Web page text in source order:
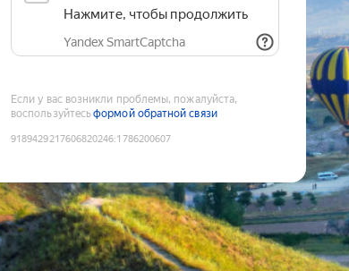
Нажмите, чтобы продолжить
Yandex SmartCaptcha
Если у вас возникли проблемы, пожалуйста,
воспользуйтесьформой обратной связи
9189429217606820246:1786200607